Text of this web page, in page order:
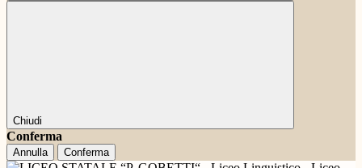
Chiudi
Conferma
Annulla Conferma